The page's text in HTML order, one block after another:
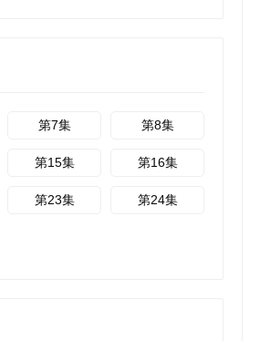
第7集 第8集
第15集 第16集
第23集 第24集